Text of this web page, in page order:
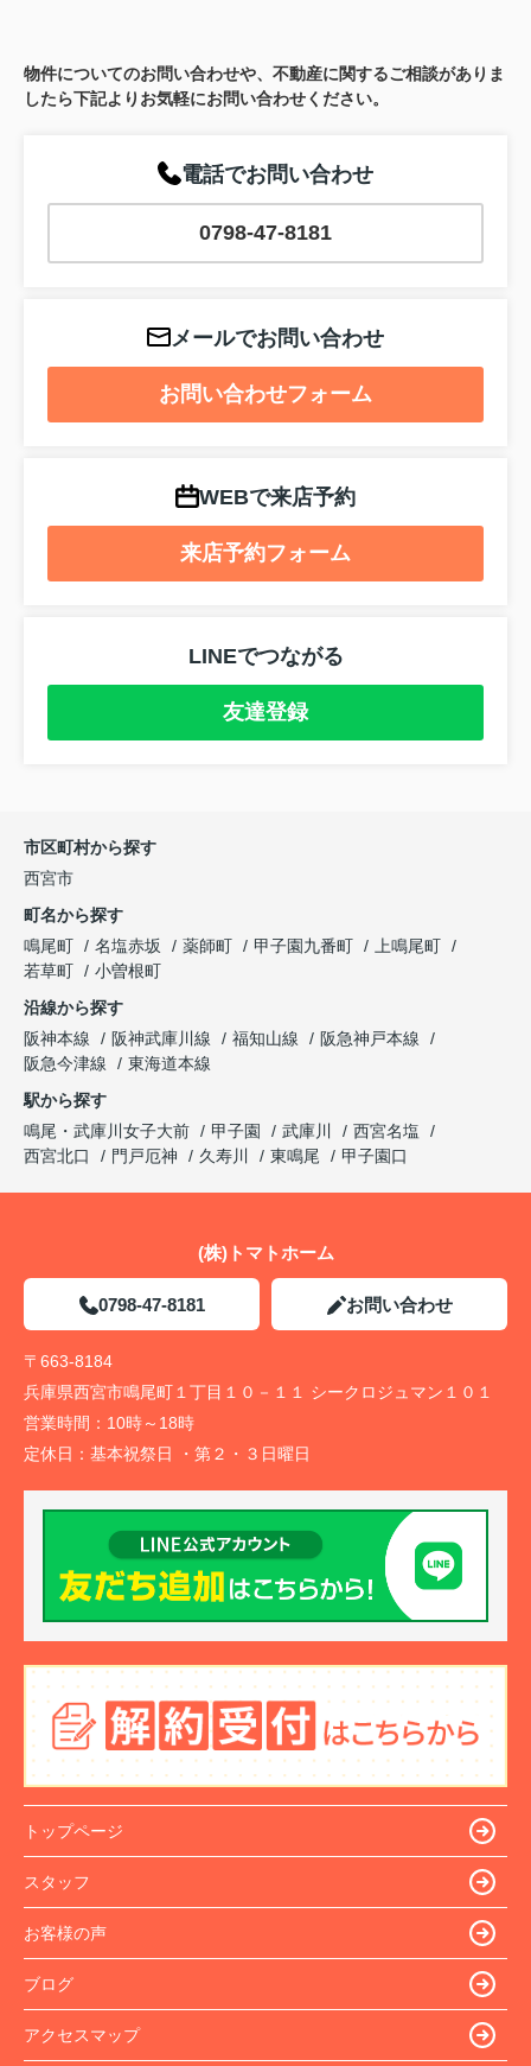
物件についてのお問い合わせや、不動産に関するご相談がありま
したら下記よりお気軽にお問い合わせください。
電話でお問い合わせ
0798-47-8181
メールでお問い合わせ
お問い合わせフォーム
WEBで来店予約
来店予約フォーム
LINEでつながる
友達登録
市区町村から探す
西宮市
町名から探す
鳴尾町
名塩赤坂 薬師町 甲子園九番町
上鳴尾町
若草町
小曽根町
沿線から探す
阪神本線
阪神武庫川線 福知山線
阪急神戸本線
阪急今津線
東海道本線
駅から探す
鳴尾・武庫川女子大前
甲子園 武庫川
西宮名塩
西宮北口
門戸厄神 久寿川 東鳴尾 甲子園口
(株)トマトホーム
0798-47-8181 お問い合わせ
〒663-8184
兵庫県西宮市鳴尾町１丁目１０－１１ シークロジュマン１０１
営業時間： 10時～18時
定休日： 基本祝祭日 ・第２・３日曜日
トップページ
スタッフ
お客様の声
ブログ
アクセスマップ